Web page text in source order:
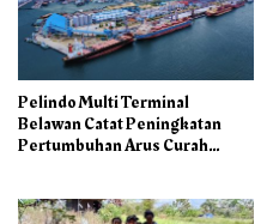
Pelindo Multi Terminal
Belawan Catat Peningkatan
Pertumbuhan Arus Curah